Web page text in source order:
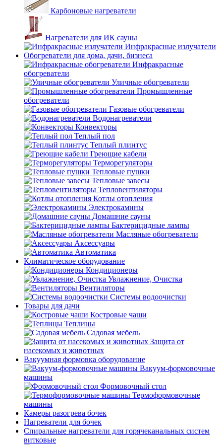
Карбоновые нагреватели
Нагреватели для ИК сауны
Инфракрасные излучатели
Обогреватели для дома, дачи, бизнеса
Инфракрасные
обогреватели
Уличные обогреватели
Промышленные
обогреватели
Газовые обогреватели
Водонагреватели
Конвекторы
Теплый пол
Теплый плинтус
Греющие кабели
Терморегуляторы
Тепловые пушки
Тепловые завесы
Тепловентиляторы
Котлы отопления
Электрокамины
Домашние сауны
Бактерицидные лампы
Масляные обогреватели
Аксессуары
Автоматика
Климатическое оборудование
Кондиционеры
Увлажнение, Очистка
Вентиляторы
Системы водоочистки
Товары для дачи
Костровые чаши
Теплицы
Садовая мебель
Защита от
насекомых и животных
Вакуумная формовка оборудование
Вакуум-формовочные
машины
Формовочный стол
Термоформовочные
машины
Камеры разогрева бочек
Нагреватели для бочек
Спиральные нагреватели для горячеканальных систем
витковые